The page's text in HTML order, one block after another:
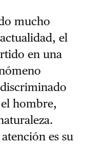
mucho
el
en una
hombre,
es su